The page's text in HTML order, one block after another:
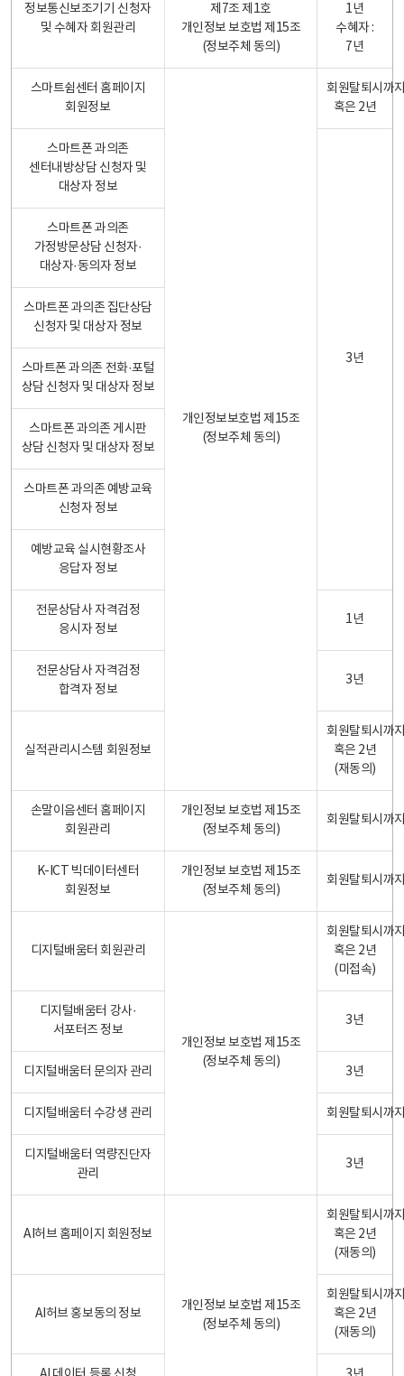
정보통신보조기기 신청자
및 수혜자 회원관리
제7조 제1호
개인정보 보호법 제15조
(정보주체 동의)
1년
수혜자 :
7년
스마트쉼센터 홈페이지
회원정보
개인정보보호법 제15조
(정보주체 동의)
회원탈퇴시까
혹은 2년
스마트폰 과의존
센터내방상담 신청자 및
대상자 정보
3년
스마트폰 과의존
가정방문상담 신청자·
대상자·동의자 정보
스마트폰 과의존 집단상담
신청자 및 대상자 정보
스마트폰 과의존 전화·포털
상담 신청자 및 대상자 정보
스마트폰 과의존 게시판
상담 신청자 및 대상자 정보
스마트폰 과의존 예방교육
신청자 정보
예방교육 실시현황조사
응답자 정보
전문상담사 자격검정
응시자 정보
1년
전문상담사 자격검정
합격자 정보
3년
실적관리시스템 회원정보
회원탈퇴시까
혹은 2년
(재동의)
손말이음센터 홈페이지
회원관리
개인정보 보호법 제15조
(정보주체 동의)
회원탈퇴시까
K-ICT 빅데이터센터
회원정보
개인정보 보호법 제15조
(정보주체 동의)
회원탈퇴시까
디지털배움터 회원관리
개인정보 보호법 제15조
(정보주체 동의)
회원탈퇴시까
혹은 2년
(미접속)
디지털배움터 강사·
서포터즈 정보
3년
디지털배움터 문의자 관리 3년
디지털배움터 수강생 관리 회원탈퇴시까
디지털배움터 역량진단자
관리
3년
AI허브 홈페이지 회원정보
개인정보 보호법 제15조
(정보주체 동의)
회원탈퇴시까
혹은 2년
(재동의)
AI허브 홍보동의 정보
회원탈퇴시까
혹은 2년
(재동의)